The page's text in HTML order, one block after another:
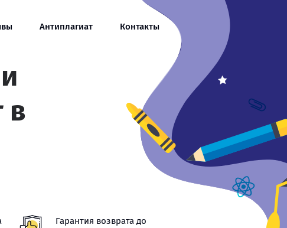
Антиплагиат Контакты
в
Гарантия возврата до